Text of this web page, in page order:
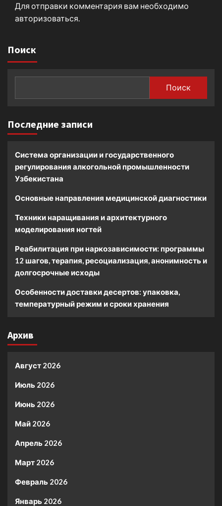
Для отправки комментария вам необходимо
авторизоваться
Поиск
Поиск
Последние записи
Система организации и государственного
регулирования алкогольной промышленности
Узбекистана
Основные направления медицинской диагностики
Техники наращивания и архитектурного
моделирования ногтей
Реабилитация при наркозависимости: программы
12 шагов, терапия, ресоциализация, анонимность и
долгосрочные исходы
Особенности доставки десертов: упаковка,
температурный режим и сроки хранения
Архив
Август 2026
Июль 2026
Июнь 2026
Май 2026
Апрель 2026
Март 2026
Февраль 2026
Январь 2026